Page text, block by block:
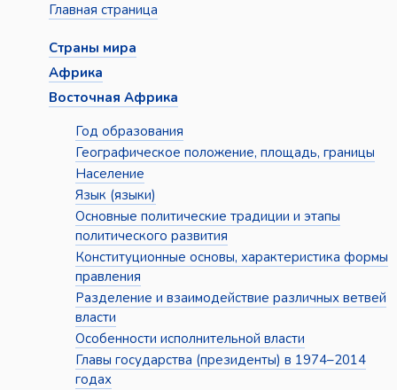
Главная страница
Страны мира
Африка
Восточная Африка
Год образования
Географическое положение, площадь, границы
Население
Язык (языки)
Основные политические традиции и этапы
политического развития
Конституционные основы, характеристика формы
правления
Разделение и взаимодействие различных ветвей
власти
Особенности исполнительной власти
Главы государства (президенты) в 1974–2014
годах